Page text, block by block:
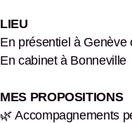
LIEU
En présentiel à Genève
En cabinet à Bonneville
MES PROPOSITIONS
🌿 Accompagnements